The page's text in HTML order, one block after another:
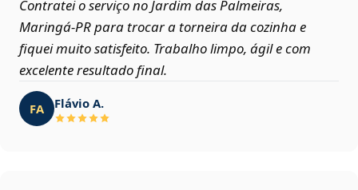
Contratei o serviço no Jardim das Palmeiras,
Maringá‑PR para trocar a torneira da cozinha e
fiquei muito satisfeito. Trabalho limpo, ágil e com
excelente resultado final.
FA Flávio A.